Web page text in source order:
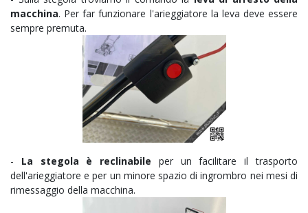
macchina. Per far funzionare l'arieggiatore la leva deve essere
sempre premuta.
- La stegola è reclinabile per un facilitare il trasporto
dell'arieggiatore e per un minore spazio di ingrombro nei mesi di
rimessaggio della macchina.